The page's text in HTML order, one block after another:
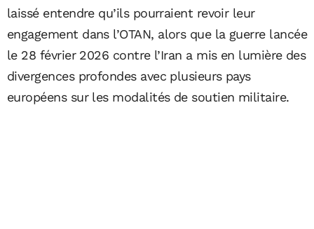
laissé entendre qu’ils pourraient revoir leur
engagement dans l’OTAN, alors que la guerre lancée
le 28 février 2026 contre l’Iran a mis en lumière des
divergences profondes avec plusieurs pays
européens sur les modalités de soutien militaire.